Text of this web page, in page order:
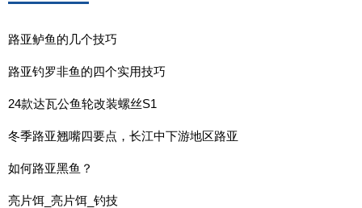
路亚鲈鱼的几个技巧
路亚钓罗非鱼的四个实用技巧
24款达瓦公鱼轮改装螺丝S1
冬季路亚翘嘴四要点，长江中下游地区路亚
如何路亚黑鱼？
亮片饵_亮片饵_钓技